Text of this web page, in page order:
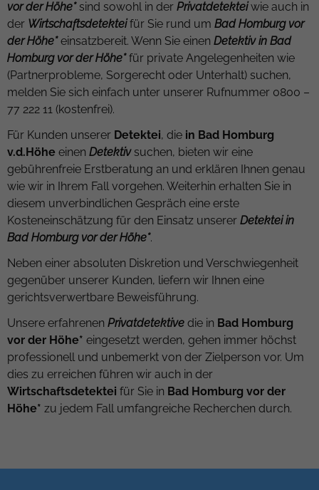
vor der Höhe*sind sowohl in der Privatdetekteiwie auch in
der Wirtschaftsdetekteifür Sie rund um Bad Homburg vor
der Höhe*einsatzbereit. Wenn Sie einen Detektiv in Bad
Homburg vor der Höhe*für private Angelegenheiten wie
(Partnerprobleme, Sorgerecht oder Unterhalt) suchen,
melden Sie sich einfach unter unserer Rufnummer 0800 –
77 222 11 (kostenfrei).
Für Kunden unserer Detektei, die in Bad Homburg
v.d.Höhe einen Detektivsuchen, bieten wir eine
gebührenfreie Erstberatung an und erklären Ihnen genau
wie wir in Ihrem Fall vorgehen. Weiterhin erhalten Sie in
diesem unverbindlichen Gespräch eine erste
Kosteneinschätzung für den Einsatz unserer Detektei in
Bad Homburg vor der Höhe*.
Neben einer absoluten Diskretion und Verschwiegenheit
gegenüber unserer Kunden, liefern wir Ihnen eine
gerichtsverwertbare Beweisführung.
Unsere erfahrenen Privatdetektive die in Bad Homburg
vor der Höhe* eingesetzt werden, gehen immer höchst
professionell und unbemerkt von der Zielperson vor. Um
dies zu erreichen führen wir auch in der
Wirtschaftsdetektei für Sie in Bad Homburg vor der
Höhe* zu jedem Fall umfangreiche Recherchen durch.